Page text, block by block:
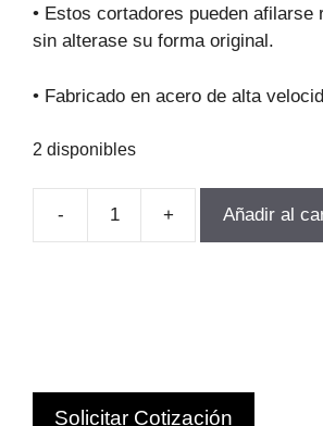
$82.028.$73.825.
• Estos cortadores pueden afilarse
sin alterase su forma original.
• Fabricado en acero de alta
2 disponibles
-
FRESA
Z134-
INF
+ Añadir al
Solicitar Cotización